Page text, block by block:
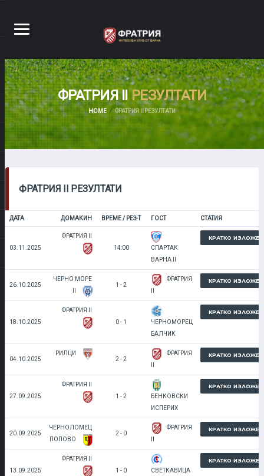
ФРАТРИЯ IIРЕЗУЛТАТИ
HOME ФРАТРИЯ II РЕЗУЛТАТИ
ФРАТРИЯ II РЕЗУЛТАТИ
ДАТА ДОМАКИН ВРЕМЕ / РЕЗ-Т ГОСТ СТАТИЯ
03.11.2025
ФРАТРИЯ II
14:00
СПАРТАК
ВАРНА II
КРАТКО
26.10.2025
ЧЕРНО МОРЕ
1 - 2
ФРАТРИЯ
КРАТКО
18.10.2025
ФРАТРИЯ II
0 - 1
ЧЕРНОМОРЕЦ
БАЛЧИК
КРАТКО
04.10.2025
РИЛЦИ
2 - 2
ФРАТРИЯ
КРАТКО
27.09.2025
ФРАТРИЯ II
1 - 2
БЕНКОВСКИ
ИСПЕРИХ
КРАТКО
20.09.2025
ЧЕРНОЛОМЕЦ
ПОПОВО
2 - 0
ФРАТРИЯ
КРАТКО
13.09.2025
ФРАТРИЯ II
1 - 0
СВЕТКАВИЦА
КРАТКО